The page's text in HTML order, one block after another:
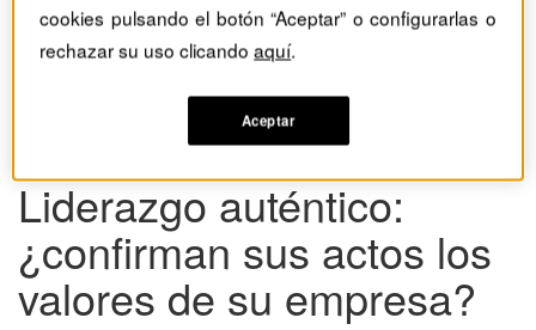
Liderazgo auténtico: ¿confirman sus actos los valores de
Liderazgo auténtico:
¿confirman sus actos los
valores de su empresa?
cookies pulsando el botón “Aceptar” o configurarlas o
rechazar su uso clicandoaquí.
Aceptar